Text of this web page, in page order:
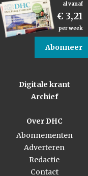
al vanaf
€ 3,21
per week
Abonneer
Digitale krant
Archief
Over DHC
Abonnementen
Adverteren
Redactie
Contact